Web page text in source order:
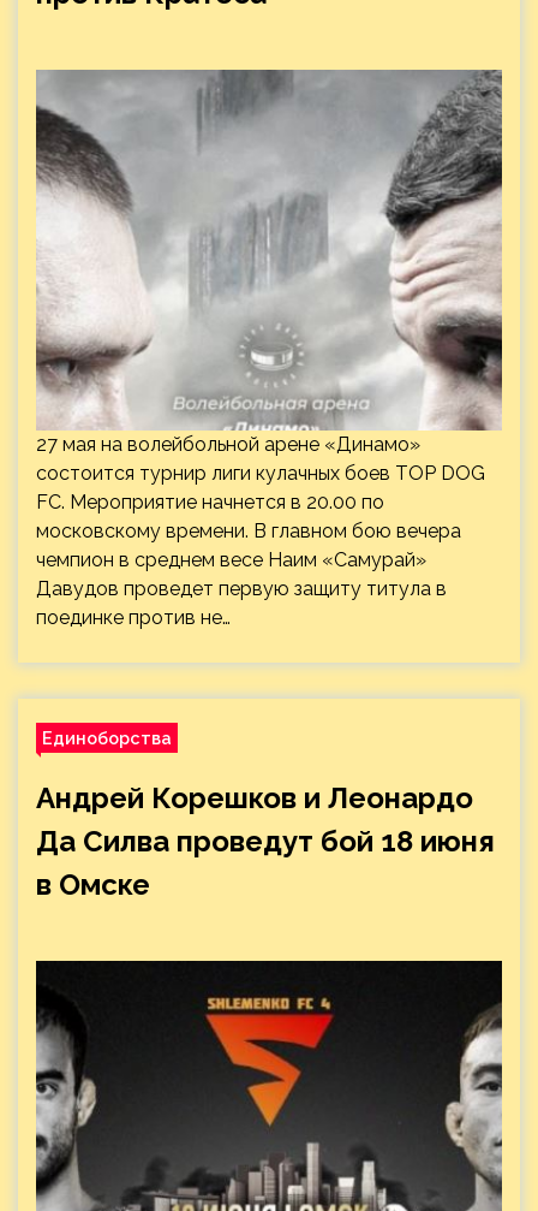
27 мая на волейбольной арене «Динамо»
состоится турнир лиги кулачных боев TOP DOG
FC. Мероприятие начнется в 20.00 по
московскому времени. В главном бою вечера
чемпион в среднем весе Наим «Самурай»
Давудов проведет первую защиту титула в
поединке против не…
Единоборства
Андрей Корешков и Леонардо
Да Силва проведут бой 18 июня
в Омске